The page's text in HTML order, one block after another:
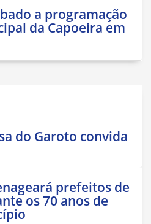
a programação
da Capoeira em
do Garoto convida
prefeitos de
os 70 anos de